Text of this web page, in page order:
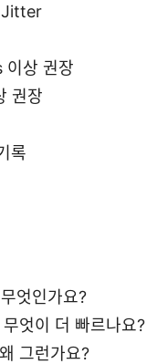
Jitter
상 권장
권장
록
엇인가요?
엇이 더 빠르나요?
그런가요?